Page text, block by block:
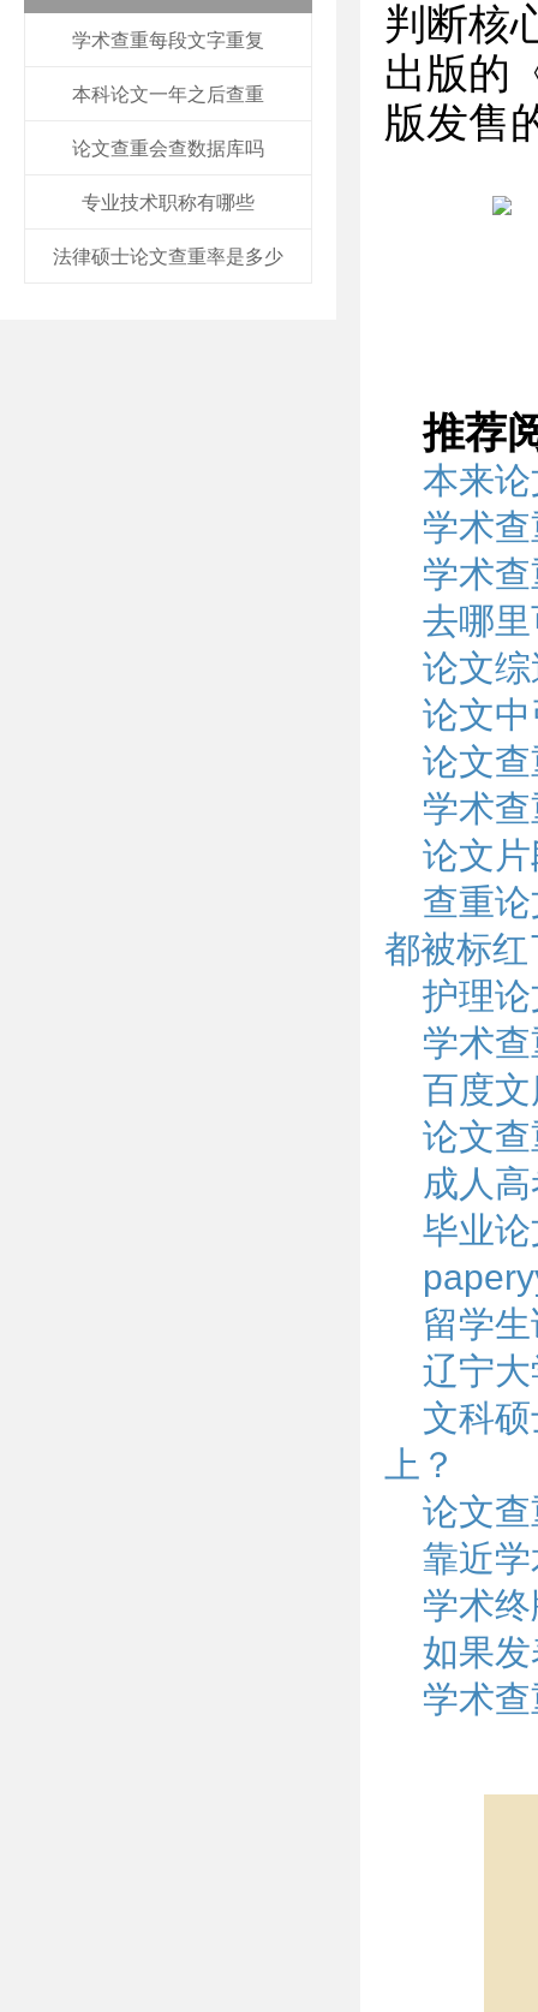
学术查重每段文字重复
本科论文一年之后查重
论文查重会查数据库吗
专业技术职称有哪些
法律硕士论文查重率是多少
判断核
出版的
版发售
推荐
本来
学术
学术
去哪
论文
论文
论文
学术
论文
查重
都被标
护理
学术
百度
论文
成人
毕业
留学
辽宁
文科
上？
论文
靠近
学术
如果
学术